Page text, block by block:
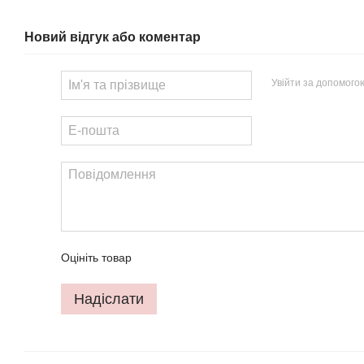
Новий відгук або коментар
Увійти за
Оцініть товар
Надіслати